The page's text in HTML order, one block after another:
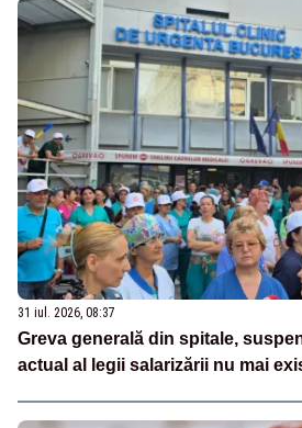
31 iul. 2026, 08:37
Greva generală din spitale,
actual al legii salarizării nu mai